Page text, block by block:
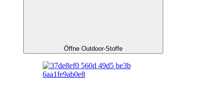
Öffne Outdoor-Stoffe